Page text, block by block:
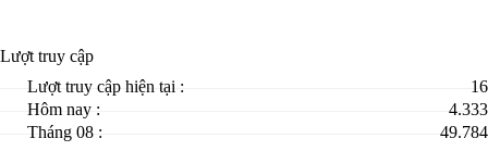
Lượt truy cập
Lượt truy cập hiện tại :
16
Hôm nay :
4.333
Tháng 08 :
49.784